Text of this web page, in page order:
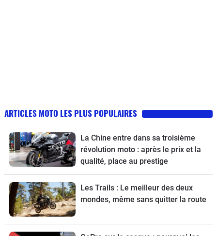
ARTICLES MOTO LES PLUS POPULAIRES
La Chine entre dans sa troisième
révolution moto : après le prix et la
qualité, place au prestige
Les Trails : Le meilleur des deux
mondes, même sans quitter la route